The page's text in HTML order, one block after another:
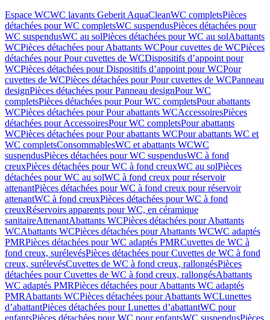
Espace WCWC lavants Geberit AquaCleanWC completsPièces
détachées pour WC completsWC suspendusPièces détachées pour
WC suspendusWC au solPièces détachées pour WC au solAbattants
WCPièces détachées pour Abattants WCPour cuvettes de WCPièces
détachées pour Pour cuvettes de WCDispositifs d’appoint pour
WCPièces détachées pour Dispositifs d’appoint pour WCPour
cuvettes de WCPièces détachées pour Pour cuvettes de WCPanneau
designPièces détachées pour Panneau designPour WC
completsPièces détachées pour Pour WC completsPour abattants
WCPièces détachées pour Pour abattants WCAccessoiresPièces
détachées pour AccessoiresPour WC completsPour abattants
WCPièces détachées pour Pour abattants WCPour abattants WC et
WC completsConsommablesWC et abattants WCWC
suspendusPièces détachées pour WC suspendusWC à fond
creuxPièces détachées pour WC à fond creuxWC au solPièces
détachées pour WC au solWC à fond creux pour réservoir
attenantPièces détachées pour WC à fond creux pour réservoir
attenantWC à fond creuxPièces détachées pour WC à fond
creuxRéservoirs apparents pour WC, en céramique
sanitaireAttenantAbattants WCPièces détachées pour Abattants
WCAbattants WCPièces détachées pour Abattants WCWC adaptés
PMRPièces détachées pour WC adaptés PMRCuvettes de WC à
fond creux, surélevésPièces détachées pour Cuvettes de WC à fond
creux, surélevésCuvettes de WC à fond creux, rallongésPièces
détachées pour Cuvettes de WC à fond creux, rallongésAbattants
WC adaptés PMRPièces détachées pour Abattants WC adaptés
PMRAbattants WCPièces détachées pour Abattants WCLunettes
d’abattantPièces détachées pour Lunettes d’abattantWC pour
enfantsPièces détachées pour WC pour enfantsWC suspendusPièces